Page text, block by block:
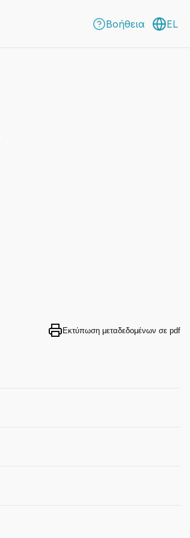
Βοήθεια EL
Εκτύπωση μεταδεδομένων σε pdf